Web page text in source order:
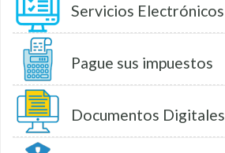
Servicios Electrónicos
Pague sus impuestos
Documentos Digitales